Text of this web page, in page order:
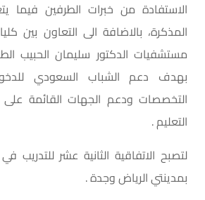
الاستفادة من خبرات الطرفين
المذكرة، بالاضافة الى التعاون بين
مستشفيات الدكتور سليمان الحبيب
بهدف دعم الشباب السعودي
التخصصات ودعم الجهات القائمة
التعليم .
لتصبح الاتفاقية الثانية عشر
بمدينتي الرياض وجدة .